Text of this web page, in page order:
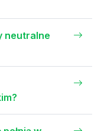
neutralne